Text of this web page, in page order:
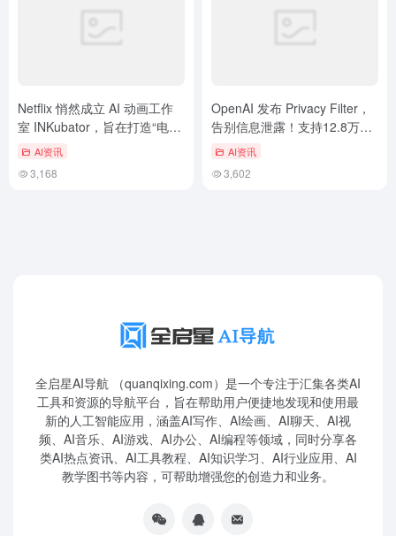
Netflix 悄然成立 AI 动画工作
室 INKubator，旨在打造“电影
级”作品
AI资讯
3,168
OpenAI 发布 Privacy Filter，
告别信息泄露！支持12.8万超
长上下文与8类隐私识别
AI资讯
3,602
全启星AI导航 （quanqixing.com）是一个专注于汇集各类AI
工具和资源的导航平台，旨在帮助用户便捷地发现和使用最
新的人工智能应用，涵盖AI写作、AI绘画、AI聊天、AI视
频、AI音乐、AI游戏、AI办公、AI编程等领域，同时分享各
类AI热点资讯、AI工具教程、AI知识学习、AI行业应用、AI
教学图书等内容，可帮助增强您的创造力和业务。